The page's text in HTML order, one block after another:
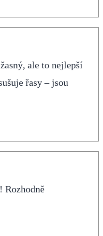
ale to nejlepší
řasy – jsou
Rozhodně